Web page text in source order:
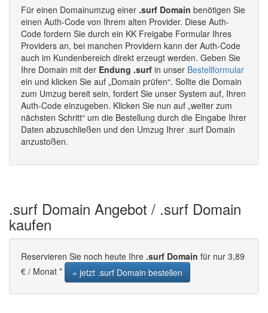
Für einen Domainumzug einer .surf Domain benötigen Sie
einen Auth-Code von Ihrem alten Provider. Diese Auth-
Code fordern Sie durch ein KK Freigabe Formular Ihres
Providers an, bei manchen Providern kann der Auth-Code
auch im Kundenbereich direkt erzeugt werden. Geben Sie
Ihre Domain mit der Endung .surf in unser Bestellformular
ein und klicken Sie auf „Domain prüfen“. Sollte die Domain
zum Umzug bereit sein, fordert Sie unser System auf, Ihren
Auth-Code einzugeben. Klicken Sie nun auf „weiter zum
nächsten Schritt“ um die Bestellung durch die Eingabe Ihrer
Daten abzuschließen und den Umzug Ihrer .surf Domain
anzustoßen.
.surf Domain Angebot / .surf Domain
kaufen
Reservieren Sie noch heute Ihre .surf Domain für nur 3,89
€ / Monat *
» jetzt .surf Domain bestellen